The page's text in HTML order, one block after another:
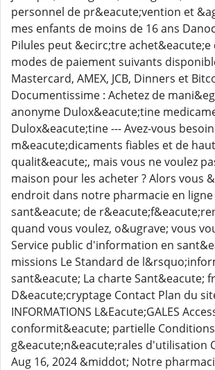
personnel de pr&eacute;vention et
mes enfants de moins de 16 ans
Pilules peut &ecirc;tre achet&eacute;e
modes de paiement suivants
Mastercard, AMEX, JCB, Dinners et
Documentissime : Achetez de
anonyme Dulox&eacute;tine
Dulox&eacute;tine --- Avez-vous
m&eacute;dicaments fiables et de
qualit&eacute;, mais vous ne voulez
maison pour les acheter ? Alors vous
endroit dans notre pharmacie en ligne
sant&eacute; de
quand vous voulez, o&ugrave; vous
Service public d'information en
missions Le Standard de
sant&eacute; La charte Sant&eacute; fr
D&eacute;cryptage Contact Plan du
INFORMATIONS L&Eacute;GALES
conformit&eacute; partielle Conditions
g&eacute;n&eacute;rales d'utilisation
Aug 16, 2024 &middot; Notre